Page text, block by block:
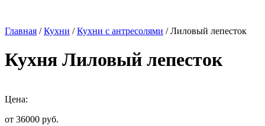
Главная /Кухни /Кухни с антресолями / Лиловый лепесток
Кухня Лиловый лепесток
Цена:
от 36000 руб.